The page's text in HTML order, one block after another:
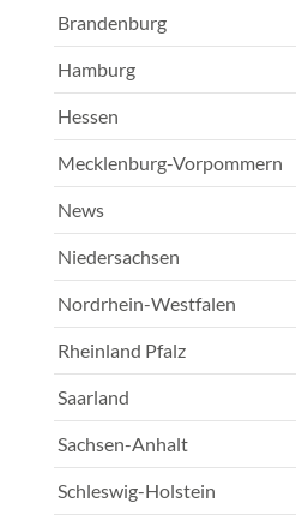
Brandenburg
Hamburg
Hessen
Mecklenburg-Vorpommern
News
Niedersachsen
Nordrhein-Westfalen
Rheinland Pfalz
Saarland
Sachsen-Anhalt
Schleswig-Holstein